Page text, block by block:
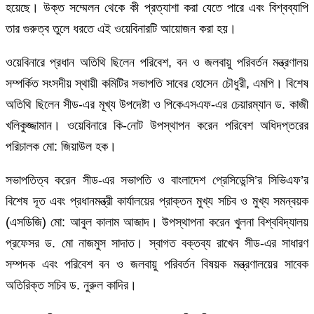
হয়েছে। উক্ত সম্মেলন থেকে কী প্রত্যাশা করা যেতে পারে এবং বিশ্বব্যাপি
তার গুরুত্ব তুলে ধরতে এই ওয়েবিনারটি আয়োজন করা হয়।
ওয়েবিনারে প্রধান অতিথি ছিলেন পরিবেশ, বন ও জলবায়ু পরিবর্তন মন্ত্রণালয়
সম্পর্কিত সংসদীয় স্থায়ী কমিটির সভাপতি সাবের হোসেন চৌধুরী, এমপি। বিশেষ
অতিথি ছিলেন সীড-এর মূখ্য উপদেষ্টা ও পিকেএসএফ-এর চেয়ারম্যান ড. কাজী
খলিকুজ্জামান। ওয়েবিনারে কি-নোট উপস্থাপন করেন পরিবেশ অধিদপ্তরের
পরিচালক মো: জিয়াউল হক।
সভাপতিত্ব করেন সীড-এর সভাপতি ও বাংলাদেশ প্রেসিডেন্সি’র সিভিএফ’র
বিশেষ দূত এবং প্রধানমন্ত্রী কার্যালয়ের প্রাক্তন মুখ্য সচিব ও মুখ্য সমন্বয়ক
(এসডিজি) মো: আবুল কালাম আজাদ। উপস্থাপনা করেন খুলনা বিশ্ববিদ্যালয়
প্রফেসর ড. মো নাজমুস সাদাত। স্বাগত বক্তব্য রাখেন সীড-এর সাধারণ
সম্পদক এবং পরিবেশ বন ও জলবায়ু পরিবর্তন বিষয়ক মন্ত্রণালয়ের সাবেক
অতিরিক্ত সচিব ড. নুরুল কাদির।